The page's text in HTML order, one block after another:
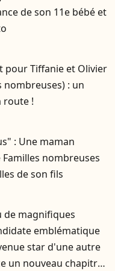
de son 11e bébé et
pour Tiffanie et Olivier
nombreuses) : un
route !
: Une maman
nombreuses
de son fils
de magnifiques
emblématique
star d'une autre
un nouveau chapitre